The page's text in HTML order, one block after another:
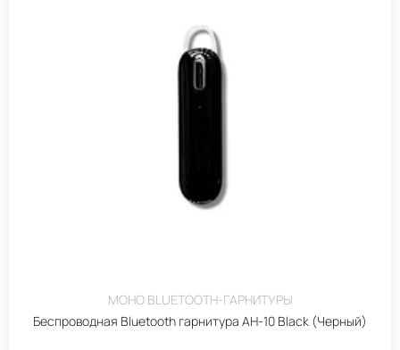
МОНО BLUETOOTH-ГАРНИТУРЫ
Беспроводная Bluetooth гарнитура AH-10 Black (Черный)